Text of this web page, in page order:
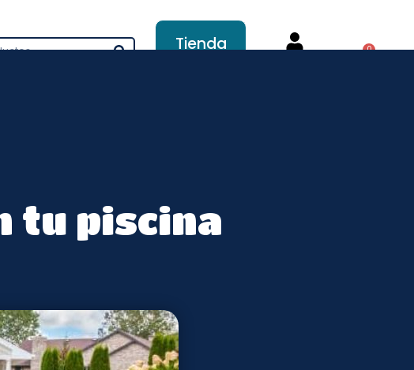
Tienda 0
tu piscina